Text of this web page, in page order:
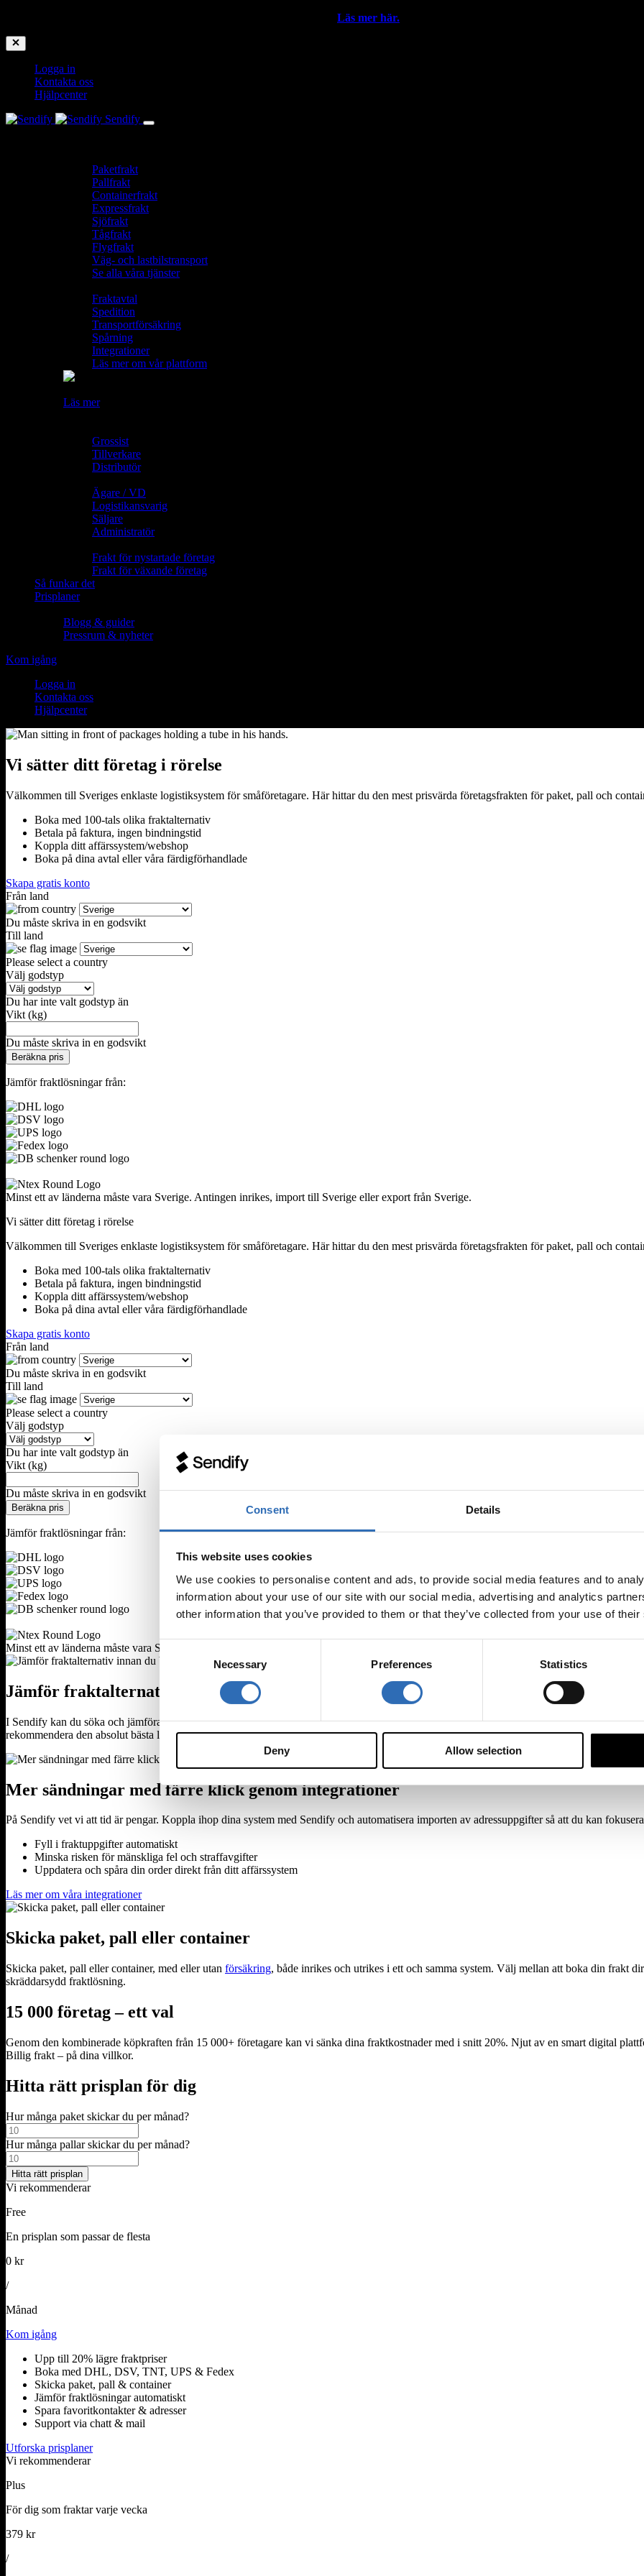
Consent Details
This website uses cookies
We use cookies to personalise content and ads, to provide social media features and to
information about your use of our site with our social media, advertising and analytics
other information that you’ve provided to them or that they’ve collected from your use of
Consent
Necessary Preferences Statistics
Deny Allow selection
Läs mer här.
Logga in
Kontakta oss
Hjälpcenter
Sendify
Paketfrakt
Pallfrakt
Containerfrakt
Expressfrakt
Sjöfrakt
Tågfrakt
Flygfrakt
Väg- och lastbilstransport
Se alla våra tjänster
Fraktavtal
Spedition
Transportförsäkring
Spårning
Integrationer
Läs mer om vår plattform
Läs mer
Grossist
Tillverkare
Distributör
Ägare / VD
Logistikansvarig
Säljare
Administratör
Frakt för nystartade företag
Frakt för växande företag
Så funkar det
Prisplaner
Blogg & guider
Pressrum & nyheter
Kom igång
Logga in
Kontakta oss
Hjälpcenter
Vi sätter ditt företag i rörelse
Välkommen till Sveriges enklaste logistiksystem för småföretagare. Här hittar du den mest prisvärda företagsfrakten för paket, pall och
Boka med 100-tals olika fraktalternativ
Betala på faktura, ingen bindningstid
Koppla ditt affärssystem/webshop
Boka på dina avtal eller våra färdigförhandlade
Skapa gratis konto
Från land
Du måste skriva in en godsvikt
Till land
Please select a country
Välj godstyp
Du har inte valt godstyp än
Vikt (kg)
Du måste skriva in en godsvikt
Beräkna pris
Jämför fraktlösningar från:
Minst ett av länderna måste vara Sverige. Antingen inrikes, import till Sverige eller export från Sverige.
Vi sätter ditt företag i rörelse
Välkommen till Sveriges enklaste logistiksystem för småföretagare. Här hittar du den mest prisvärda företagsfrakten för paket, pall och
Boka med 100-tals olika fraktalternativ
Betala på faktura, ingen bindningstid
Koppla ditt affärssystem/webshop
Boka på dina avtal eller våra färdigförhandlade
Skapa gratis konto
Från land
Du måste skriva in en godsvikt
Till land
Please select a country
Välj godstyp
Du har inte valt godstyp än
Vikt (kg)
Du måste skriva in en godsvikt
Beräkna pris
Jämför fraktlösningar från:
Minst ett av länderna måste vara Sverige. Antingen inrikes, import till Sverige eller export från Sverige.
Jämför fraktalternativ innan du bokar
I Sendify kan du söka och jämföra fraktalternativ från DHL, DSV, UPS, FedEx och TNT innan du bokar. Berätta vad du vill skicka så
rekommendera den absolut bästa lösningen för dig. Allt på ett par sekunder.
Mer sändningar med färre klick genom integrationer
På Sendify vet vi att tid är pengar. Koppla ihop dina system med Sendify och automatisera importen av adressuppgifter så att du kan
Fyll i fraktuppgifter automatiskt
Minska risken för mänskliga fel och straffavgifter
Uppdatera och spåra din order direkt från ditt affärssystem
Läs mer om våra integrationer
Skicka paket, pall eller container
Skicka paket, pall eller container, med eller utan försäkring, både inrikes och utrikes i ett och samma system. Välj mellan att boka din frakt
skräddarsydd fraktlösning.
15 000 företag – ett val
Genom den kombinerade köpkraften från 15 000+ företagare kan vi sänka dina fraktkostnader med i snitt 20%. Njut av en smart digital
Billig frakt – på dina villkor.
Hitta rätt prisplan för dig
Hur många paket skickar du per månad?
Hur många pallar skickar du per månad?
Vi rekommenderar
Free
En prisplan som passar de flesta
0 kr
/
Månad
Kom igång
Upp till 20% lägre fraktpriser
Boka med DHL, DSV, TNT, UPS & Fedex
Skicka paket, pall & container
Jämför fraktlösningar automatiskt
Spara favoritkontakter & adresser
Support via chatt & mail
Utforska prisplaner
Vi rekommenderar
Plus
För dig som fraktar varje vecka
379 kr
/